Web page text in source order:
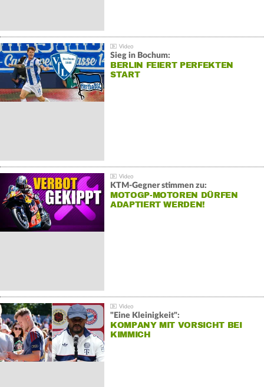
Sieg in Bochum:
BERLIN FEIERT PERFEKTEN
START
KTM-Gegner stimmen zu:
MOTOGP-MOTOREN DÜRFEN
ADAPTIERT WERDEN!
"Eine Kleinigkeit":
KOMPANY MIT VORSICHT BEI
KIMMICH